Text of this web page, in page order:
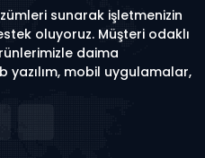
sunarak işletmenizin
oluyoruz. Müşteri odaklı
daima
yazılım, mobil uygulamalar,